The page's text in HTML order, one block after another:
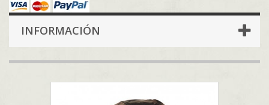
INFORMACIÓN